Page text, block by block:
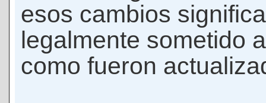
esos cambios
legalmente sometido
como fueron